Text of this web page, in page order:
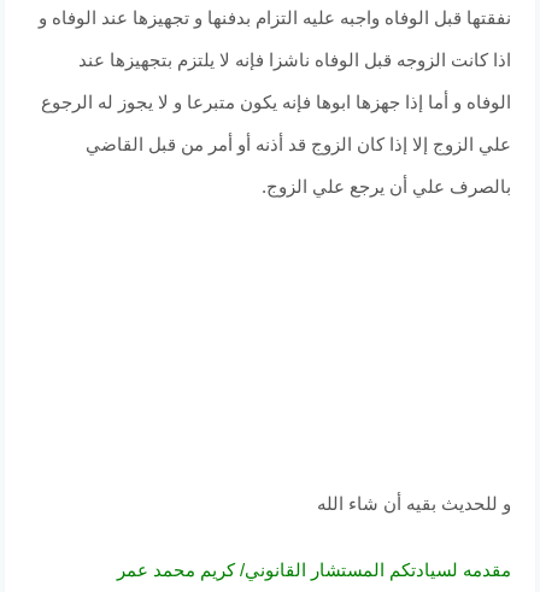
نفقتها قبل الوفاه واجبه عليه التزام بدفنها و تجهيزها عند الوفاه و
اذا كانت الزوجه قبل الوفاه ناشزا فإنه لا يلتزم بتجهيزها عند
الوفاه و أما إذا جهزها ابوها فإنه يكون متبرعا و لا يجوز له الرجوع
علي الزوج إلا إذا كان الزوج قد أذنه أو أمر من قبل القاضي
بالصرف علي أن يرجع علي الزوج.
و للحديث بقيه أن شاء الله
مقدمه لسيادتكم المستشار القانوني/ كريم محمد عمر